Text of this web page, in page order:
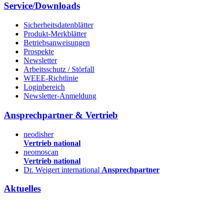
Service/Downloads
Sicherheitsdatenblätter
Produkt-Merkblätter
Betriebsanweisungen
Prospekte
Newsletter
Arbeitsschutz / Störfall
WEEE-Richtlinie
Loginbereich
Newsletter-Anmeldung
Ansprechpartner & Vertrieb
neodisher
Vertrieb national
neomoscan
Vertrieb national
Dr. Weigert international Ansprechpartner
Aktuelles